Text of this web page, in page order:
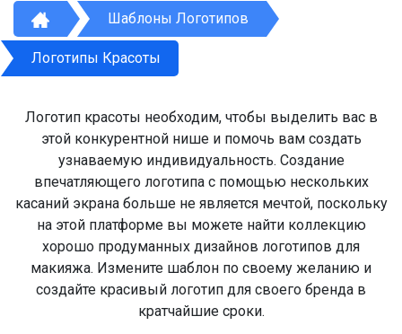
Шаблоны Логотипов
Логотипы Красоты
Логотип красоты необходим, чтобы выделить вас в
этой конкурентной нише и помочь вам создать
узнаваемую индивидуальность. Создание
впечатляющего логотипа с помощью нескольких
касаний экрана больше не является мечтой, поскольку
на этой платформе вы можете найти коллекцию
хорошо продуманных дизайнов логотипов для
макияжа. Измените шаблон по своему желанию и
создайте красивый логотип для своего бренда в
кратчайшие сроки.